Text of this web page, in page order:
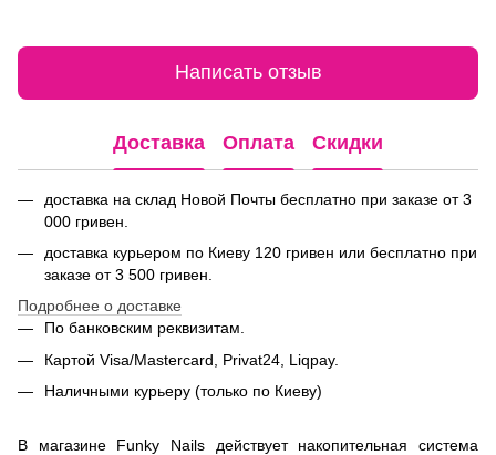
Написать отзыв
Доставка Оплата Скидки
доставка на склад Новой Почты бесплатно при заказе от 3
000 гривен.
доставка курьером по Киеву 120 гривен или бесплатно при
заказе от 3 500 гривен.
Подробнее о доставке
По банковским реквизитам.
Картой Visa/Mastercard, Privat24, Liqpay.
Наличными курьеру (только по Киеву)
В магазине Funky Nails действует накопительная система